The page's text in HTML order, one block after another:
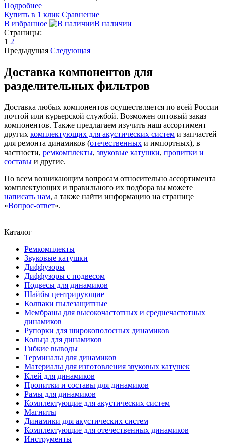
Подробнее
Купить в 1 клик Сравнение
В избранное
В наличии
Страницы:
1 2
Предыдущая Следующая
Доставка компонентов для
разделительных фильтров
Доставка любых компонентов осуществляется по всей России
почтой или курьерской службой. Возможен оптовый заказ
компонентов. Также предлагаем изучить наш ассортимент
других комплектующих для акустических систем и запчастей
для ремонта динамиков (отечественных и импортных), в
частности, ремкомплекты, звуковые катушки, пропитки и
составы и другие.
По всем возникающим вопросам относительно ассортимента
комплектующих и правильного их подбора вы можете
написать нам, а также найти информацию на странице
«Вопрос-ответ».
Каталог
Ремкомплекты
Звуковые катушки
Диффузоры
Диффузоры с подвесом
Подвесы для динамиков
Шайбы центрирующие
Колпаки пылезащитные
Мембраны для высокочастотных и среднечастотных
динамиков
Рупорки для широкополосных динамиков
Кольца для динамиков
Гибкие выводы
Терминалы для динамиков
Материалы для изготовления звуковых катушек
Клей для динамиков
Пропитки и составы для динамиков
Рамы для динамиков
Комплектующие для акустических систем
Магниты
Динамики для акустических систем
Комплектующие для отечественных динамиков
Инструменты